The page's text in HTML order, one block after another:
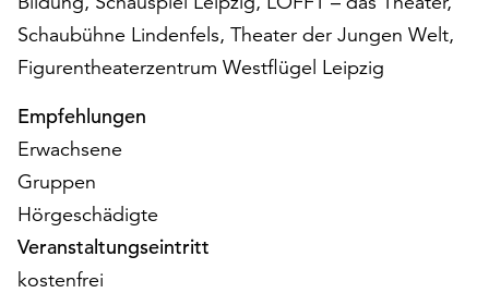
Sie
unserer
Datenschutzerklärung
oder
dem
Impressum
.
Schaubühne Lindenfels, Theater der Jungen Welt,
Figurentheaterzentrum Westflügel Leipzig
Empfehlungen
Erwachsene
Gruppen
Hörgeschädigte
Veranstaltungseintritt
kostenfrei